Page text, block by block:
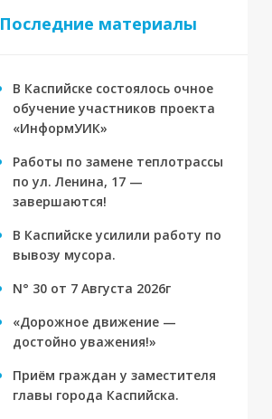
Последние материалы
В Каспийске состоялось очное
обучение участников проекта
«ИнформУИК»
Работы по замене теплотрассы
по ул. Ленина, 17 —
завершаются!
В Каспийске усилили работу по
вывозу мусора.
N° 30 от 7 Августа 2026г
«Дорожное движение —
достойно уважения!»
Приём граждан у заместителя
главы города Каспийска.